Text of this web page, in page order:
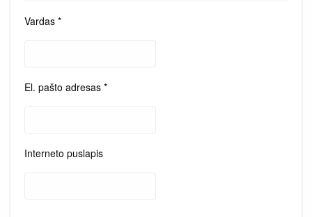
Vardas *
El. pašto adresas *
Interneto puslapis